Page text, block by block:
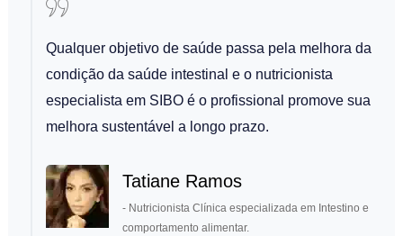
Qualquer objetivo de saúde passa pela melhora da
condição da saúde intestinal e o nutricionista
especialista em SIBO é o profissional promove sua
melhora sustentável a longo prazo.
Tatiane Ramos
- Nutricionista Clínica especializada em Intestino e
comportamento alimentar.